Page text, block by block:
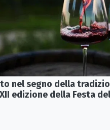
nel segno della
edizione della Festa